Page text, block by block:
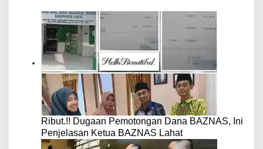
Ribut.!! Dugaan Pemotongan Dana BAZNAS, Ini
Penjelasan Ketua BAZNAS Lahat